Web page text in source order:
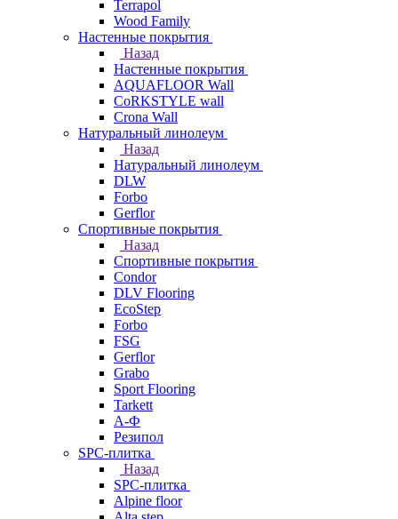
Terrapol
Wood Family
Настенные покрытия
Назад
Настенные покрытия
AQUAFLOOR Wall
CoRKSTYLE wall
Crona Wall
Натуральный линолеум
Назад
Натуральный линолеум
DLW
Forbo
Gerflor
Спортивные покрытия
Назад
Спортивные покрытия
Condor
DLV Flooring
EcoStep
Forbo
FSG
Gerflor
Grabo
Sport Flooring
Tarkett
А-Ф
Резипол
SPC-плитка
Назад
SPC-плитка
Alpine floor